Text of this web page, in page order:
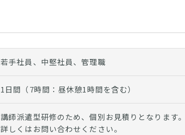
若手社員、中堅社員、管理職
1日間（7時間：昼休憩1時間を含む）
講師派遣型研修のため、個別お見積りとなります。
詳しくはお問い合わせください。